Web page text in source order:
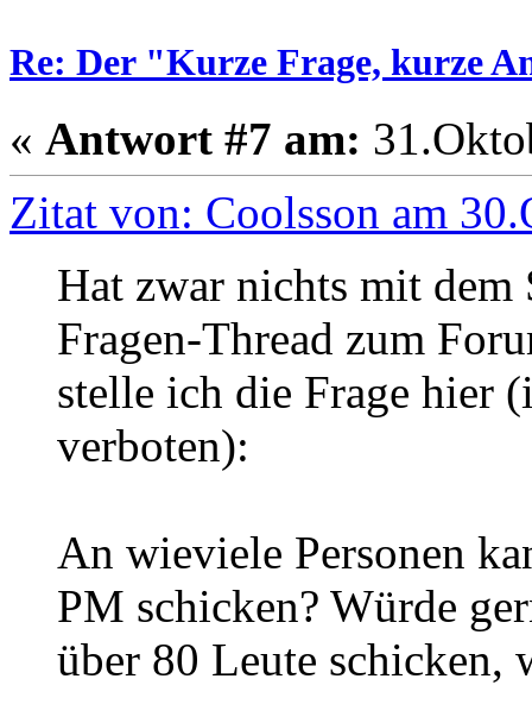
Re: Der "Kurze Frage, kurze
« Antwort #7 am:
Zitat von: Coolsson am
Hat zwar nichts mit dem
Fragen-Thread zum
stelle ich die Frage hier
verboten):
An wieviele Personen
PM schicken? Würde
über 80 Leute schicken,